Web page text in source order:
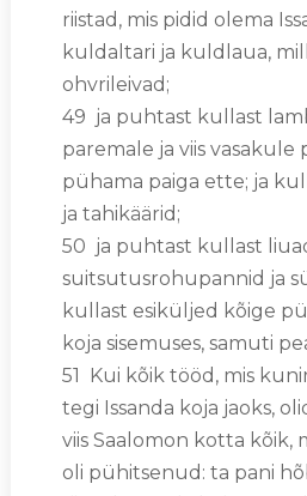
riistad, mis pidid olema
kuldaltari ja kuldlaua,
ohvrileivad;
49 ja puhtast kullast
paremale ja viis vasakule
pühama paiga ette; ja
ja tahikäärid;
50 ja puhtast kullast
suitsutusrohupannid ja
kullast esiküljed kõige
koja sisemuses, samuti
51 Kui kõik tööd, mis
tegi Issanda koja jaoks,
viis Saalomon kotta kõik,
oli pühitsenud: ta pani